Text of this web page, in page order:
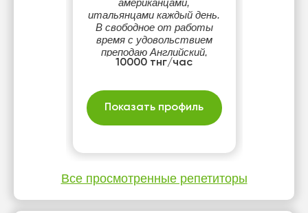
американцами,
итальянцами каждый день.
В свободное от работы
время с удовольствием
преподаю Английский,
Французский,
студентам говорить без
страха и без зубрежки.
Живу в Милане в Италии и
веду блог в инстаграм
10000 тнг/час
Показать профиль
Все просмотренные репетиторы